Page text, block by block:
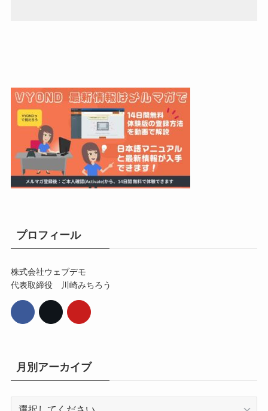
プロフィール
株式会社ウェブデモ
代表取締役 川崎みちろう
月別アーカイブ